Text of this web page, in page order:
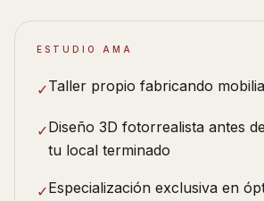
ESTUDIO AMA
✓Taller propio fabricando
✓Diseño 3D fotorrealista antes
tu local terminado
✓Especialización exclusiva en